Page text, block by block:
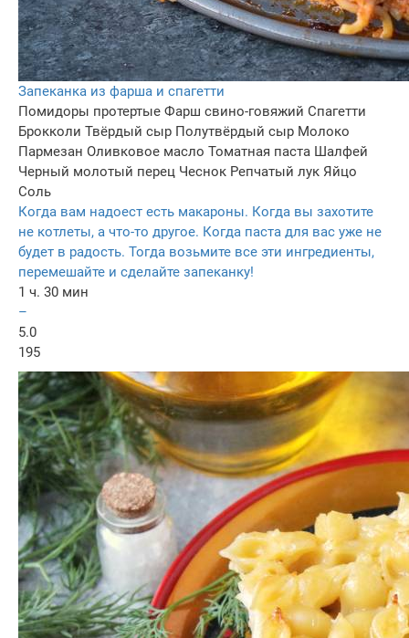
Запеканка из фарша и спагетти
Помидоры протертые Фарш свино-говяжий Спагетти
Брокколи Твёрдый сыр Полутвёрдый сыр Молоко
Пармезан Оливковое масло Томатная паста Шалфей
Черный молотый перец Чеснок Репчатый лук Яйцо
Соль
Когда вам надоест есть макароны. Когда вы захотите
не котлеты, а что-то другое. Когда паста для вас уже не
будет в радость. Тогда возьмите все эти ингредиенты,
перемешайте и сделайте запеканку!
1 ч. 30 мин
–
5.0
195